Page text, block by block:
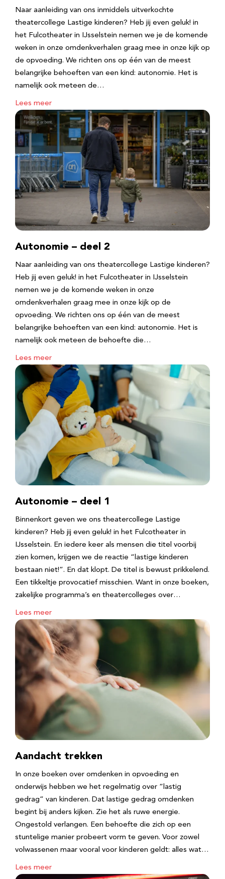
Naar aanleiding van ons inmiddels uitverkochte
theatercollege Lastige kinderen? Heb jij even geluk! in
het Fulcotheater in IJsselstein nemen we je de komende
weken in onze omdenkverhalen graag mee in onze kijk op
de opvoeding. We richten ons op één van de meest
belangrijke behoeften van een kind: autonomie. Het is
namelijk ook meteen de…
Lees meer
Autonomie – deel 2
Naar aanleiding van ons theatercollege Lastige kinderen?
Heb jij even geluk! in het Fulcotheater in IJsselstein
nemen we je de komende weken in onze
omdenkverhalen graag mee in onze kijk op de
opvoeding. We richten ons op één van de meest
belangrijke behoeften van een kind: autonomie. Het is
namelijk ook meteen de behoefte die…
Lees meer
Autonomie – deel 1
Binnenkort geven we ons theatercollege Lastige
kinderen? Heb jij even geluk! in het Fulcotheater in
IJsselstein. En iedere keer als mensen die titel voorbij
zien komen, krijgen we de reactie “lastige kinderen
bestaan niet!”. En dat klopt. De titel is bewust prikkelend.
Een tikkeltje provocatief misschien. Want in onze boeken,
zakelijke programma’s en theatercolleges over…
Lees meer
Aandacht trekken
In onze boeken over omdenken in opvoeding en
onderwijs hebben we het regelmatig over “lastig
gedrag” van kinderen. Dat lastige gedrag omdenken
begint bij anders kijken. Zie het als ruwe energie.
Ongestold verlangen. Een behoefte die zich op een
stuntelige manier probeert vorm te geven. Voor zowel
volwassenen maar vooral voor kinderen geldt: alles wat…
Lees meer